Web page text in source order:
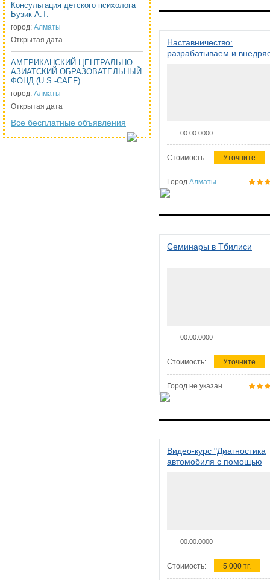
Консультация детского психолога
Бузик А.Т.
город: Алматы
Открытая дата
АМЕРИКАНСКИЙ ЦЕНТРАЛЬНО-
АЗИАТСКИЙ ОБРАЗОВАТЕЛЬНЫЙ
ФОНД (U.S.-CAEF)
город: Алматы
Открытая дата
Все бесплатные объявления
Наставничество:
разрабатываем и
00.00.0000
Стоимость: Уточните
Город Алматы
Семинары в Тбилиси
00.00.0000
Стоимость: Уточните
Город не указан
Видео-курс "Диагностика
автомобиля с помощью
00.00.0000
Стоимость: 5 000 тг.